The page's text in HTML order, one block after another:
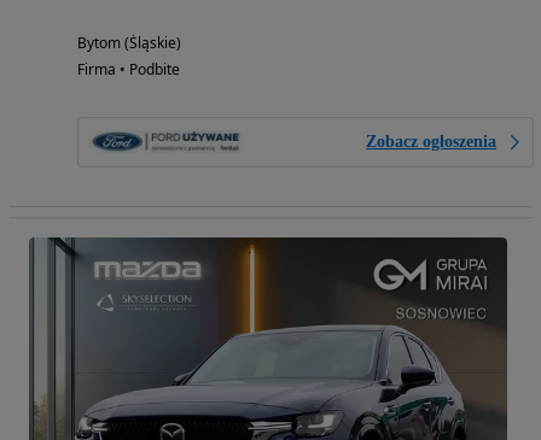
Bytom (Śląskie)
Firma • Podbite
Zobacz ogłoszenia